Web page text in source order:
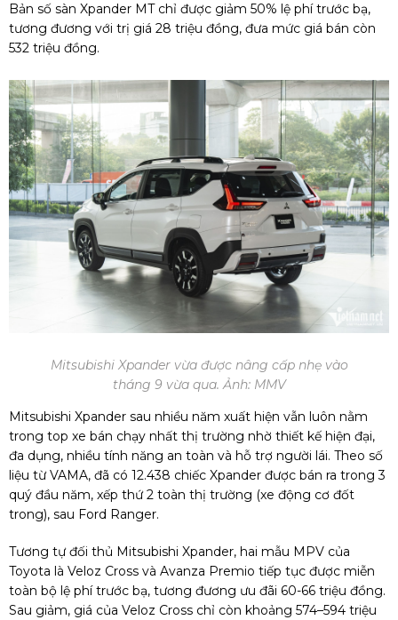
Bản số sàn Xpander MT chỉ được giảm 50% lệ phí trước bạ,
tương đương với trị giá 28 triệu đồng, đưa mức giá bán còn
532 triệu đồng.
Mitsubishi Xpander vừa được nâng cấp nhẹ vào
tháng 9 vừa qua. Ảnh: MMV
Mitsubishi Xpander sau nhiều năm xuất hiện vẫn luôn nằm
trong top xe bán chạy nhất thị trường nhờ thiết kế hiện đại,
đa dụng, nhiều tính năng an toàn và hỗ trợ người lái. Theo số
liệu từ VAMA, đã có 12.438 chiếc Xpander được bán ra trong 3
quý đầu năm, xếp thứ 2 toàn thị trường (xe động cơ đốt
trong), sau Ford Ranger.
Tương tự đối thủ Mitsubishi Xpander, hai mẫu MPV của
Toyota là Veloz Cross và Avanza Premio tiếp tục được miễn
toàn bộ lệ phí trước bạ, tương đương ưu đãi 60-66 triệu đồng.
Sau giảm, giá của Veloz Cross chỉ còn khoảng 574–594 triệu